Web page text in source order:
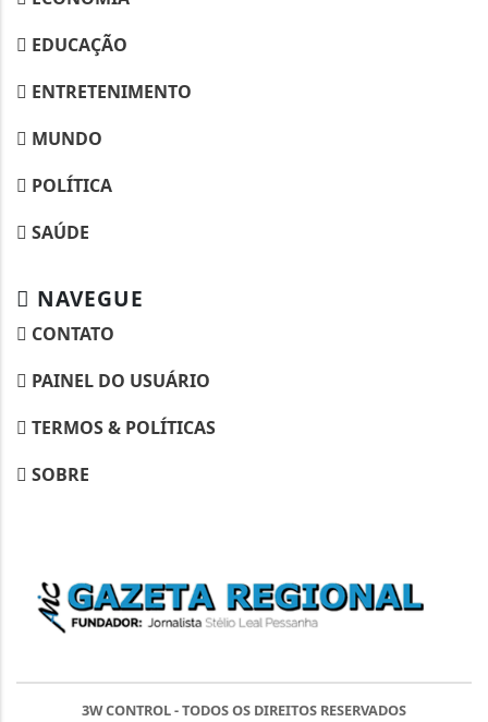
EDUCAÇÃO
ENTRETENIMENTO
MUNDO
POLÍTICA
SAÚDE
NAVEGUE
CONTATO
PAINEL DO USUÁRIO
TERMOS & POLÍTICAS
SOBRE
3W CONTROL - TODOS OS DIREITOS RESERVADOS